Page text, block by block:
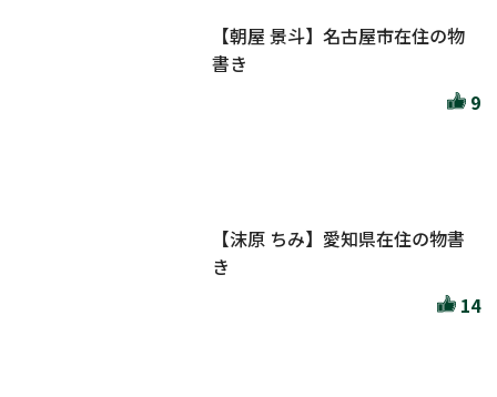
【朝屋 景斗】名古屋市在住の物
書き
9
【沫原 ちみ】愛知県在住の物書
き
14